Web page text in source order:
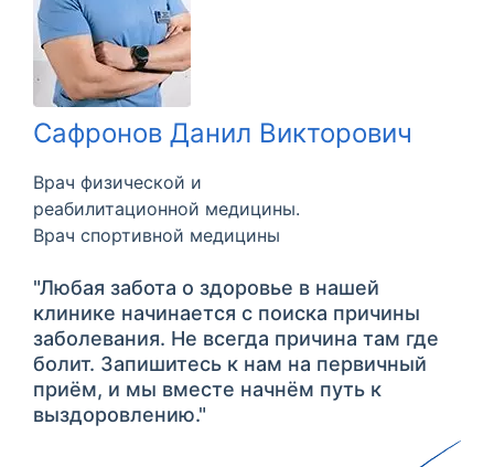
Сафронов Данил Викторович
Врач физической и
реабилитационной медицины.
Врач спортивной медицины
"Любая забота о здоровье в нашей
клинике начинается с поиска причины
заболевания. Не всегда причина там где
болит. Запишитесь к нам на первичный
приём, и мы вместе начнём путь к
выздоровлению."